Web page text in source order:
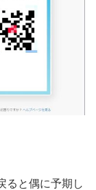
ると偶に予期し